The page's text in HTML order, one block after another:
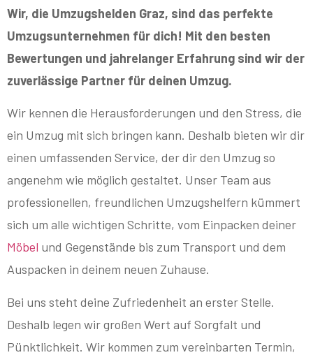
Wir, die Umzugshelden Graz, sind das perfekte
Umzugsunternehmen für dich! Mit den besten
Bewertungen und jahrelanger Erfahrung sind wir der
zuverlässige Partner für deinen Umzug.
Wir kennen die Herausforderungen und den Stress, die
ein Umzug mit sich bringen kann. Deshalb bieten wir dir
einen umfassenden Service, der dir den Umzug so
angenehm wie möglich gestaltet. Unser Team aus
professionellen, freundlichen Umzugshelfern kümmert
sich um alle wichtigen Schritte, vom Einpacken deiner
Möbel und Gegenstände bis zum Transport und dem
Auspacken in deinem neuen Zuhause.
Bei uns steht deine Zufriedenheit an erster Stelle.
Deshalb legen wir großen Wert auf Sorgfalt und
Pünktlichkeit. Wir kommen zum vereinbarten Termin,